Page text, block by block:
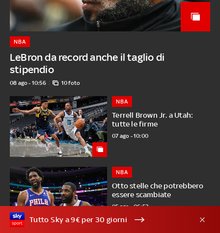
LeBron da record anche il taglio di
stipendio
NBA
08 ago - 10:56 10 foto
Terrell Brown Jr. a Utah:
tutte le firme
NBA
07 ago - 10:00
Otto stelle che potrebbero
essere scambiate
NBA
05 ago - 06:53
Tutto Sky a 9€ per 30 giorni